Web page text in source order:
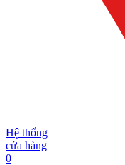
Hệ thống
cửa hàng
0